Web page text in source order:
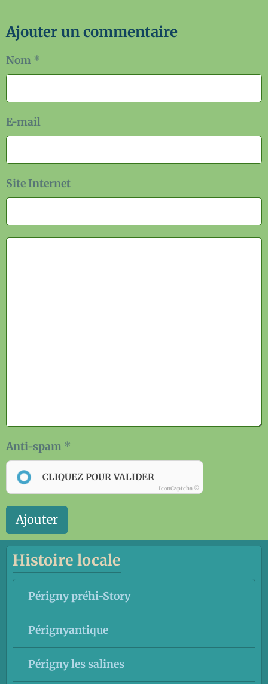
Ajouter un commentaire
Nom
E-mail
Site Internet
Anti-spam
CLIQUEZ POUR VALIDER
IconCaptcha ©
Ajouter
Histoire locale
Périgny préhi-Story
Pérignyantique
Périgny les salines